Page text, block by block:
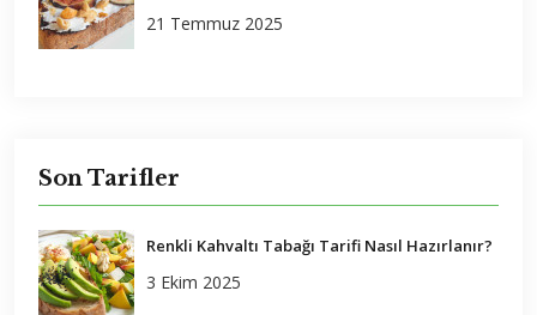
21 Temmuz 2025
Son Tarifler
Renkli Kahvaltı Tabağı Tarifi Nasıl Hazırlanır?
3 Ekim 2025